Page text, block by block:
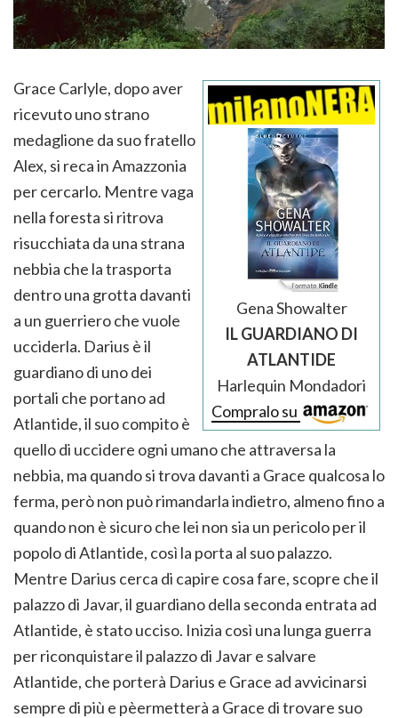
Gena Showalter
IL GUARDIANO DI
ATLANTIDE
Harlequin Mondadori
Compralo su
Grace Carlyle, dopo aver
ricevuto uno strano
medaglione da suo fratello
Alex, si reca in Amazzonia
per cercarlo. Mentre vaga
nella foresta si ritrova
risucchiata da una strana
nebbia che la trasporta
dentro una grotta davanti
a un guerriero che vuole
ucciderla. Darius è il
guardiano di uno dei
portali che portano ad
Atlantide, il suo compito è
quello di uccidere ogni umano che attraversa la
nebbia, ma quando si trova davanti a Grace qualcosa lo
ferma, però non può rimandarla indietro, almeno fino a
quando non è sicuro che lei non sia un pericolo per il
popolo di Atlantide, così la porta al suo palazzo.
Mentre Darius cerca di capire cosa fare, scopre che il
palazzo di Javar, il guardiano della seconda entrata ad
Atlantide, è stato ucciso. Inizia così una lunga guerra
per riconquistare il palazzo di Javar e salvare
Atlantide, che porterà Darius e Grace ad avvicinarsi
sempre di più e pèermetterà a Grace di trovare suo